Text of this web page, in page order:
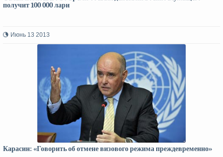
получит 100 000 лари
Июнь 13 2013
Карасин: «Говорить об отмене визового режима преждевременно»